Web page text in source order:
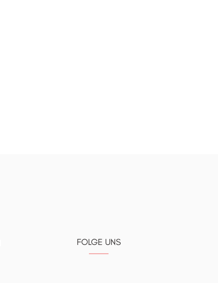
FOLGE UNS